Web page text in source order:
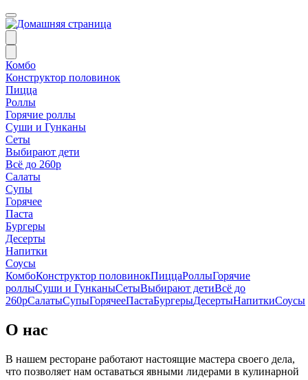
Комбо
Конструктор половинок
Пицца
Роллы
Горячие роллы
Суши и Гунканы
Сеты
Выбирают дети
Всё до 260р
Салаты
Супы
Горячее
Паста
Бургеры
Десерты
Напитки
Соусы
КомбоКонструктор половинокПиццаРоллыГорячие
роллыСуши и ГунканыСетыВыбирают детиВсё до
260рСалатыСупыГорячееПастаБургерыДесертыНапиткиСоусы
О нас
В нашем ресторане работают настоящие мастера своего дела,
что позволяет нам оставаться явными лидерами в кулинарной